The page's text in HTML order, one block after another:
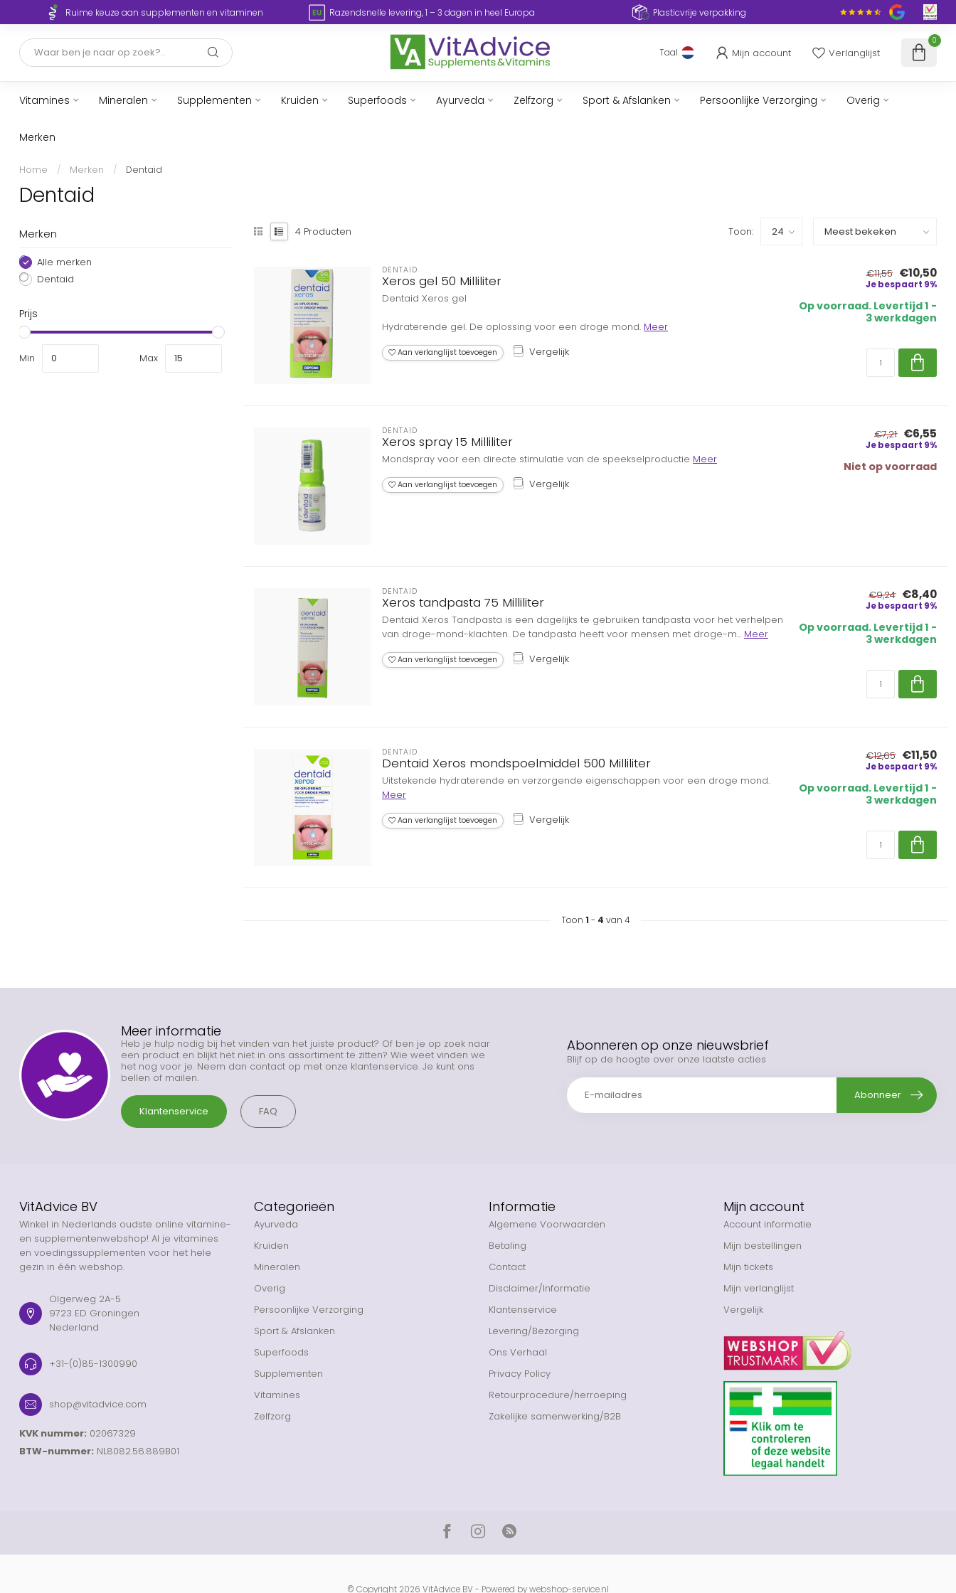
Ruime keuze aan supplementen en vitaminen Razendsnelle levering, 1 – 3 dagen in heel Europa Plasticvrije verpakking
Taal Mijn account Verlanglijst
0
Vitamines Mineralen Supplementen Kruiden Superfoods Ayurveda Zelfzorg Sport & Afslanken Persoonlijke Verzorging Overig
Merken
Home / Merken / Dentaid
Dentaid
Merken
Alle merken
Dentaid
Prijs
Min Max
4 Producten Toon:
DENTAID
Xeros gel 50 Milliliter
Dentaid Xeros gel
Hydraterende gel. De oplossing voor een droge mond. Meer
Aan verlanglijst toevoegen Vergelijk
€11,55 €10,50
Je bespaart 9%
Op voorraad. Levertijd 1 -
3 werkdagen
DENTAID
Xeros spray 15 Milliliter
Mondspray voor een directe stimulatie van de speekselproductie Meer
Aan verlanglijst toevoegen Vergelijk
€7,21 €6,55
Je bespaart 9%
Niet op voorraad
DENTAID
Xeros tandpasta 75 Milliliter
Dentaid Xeros Tandpasta is een dagelijks te gebruiken tandpasta voor het verhelpen
van droge-mond-klachten. De tandpasta heeft voor mensen met droge-m... Meer
Aan verlanglijst toevoegen Vergelijk
€9,24 €8,40
Je bespaart 9%
Op voorraad. Levertijd 1 -
3 werkdagen
DENTAID
Dentaid Xeros mondspoelmiddel 500 Milliliter
Uitstekende hydraterende en verzorgende eigenschappen voor een droge mond.
Meer
Aan verlanglijst toevoegen Vergelijk
€12,65 €11,50
Je bespaart 9%
Op voorraad. Levertijd 1 -
3 werkdagen
Toon 1 - 4 van 4
Meer informatie
Heb je hulp nodig bij het vinden van het juiste product? Of ben je op zoek naar
een product en blijkt het niet in ons assortiment te zitten? Wie weet vinden we
het nog voor je. Neem dan contact op met onze klantenservice. Je kunt ons
bellen of mailen.
Klantenservice FAQ
Abonneren op onze nieuwsbrief
Blijf op de hoogte over onze laatste acties
Abonneer
VitAdvice BV
Winkel in Nederlands oudste online vitamine-
en supplementenwebshop! Al je vitamines
en voedingssupplementen voor het hele
gezin in één webshop.
Olgerweg 2A-5
9723 ED Groningen
Nederland
+31-(0)85-1300990
shop@vitadvice.com
KVK nummer: 02067329
BTW-nummer: NL8082.56.889B01
Categorieën
Ayurveda
Kruiden
Mineralen
Overig
Persoonlijke Verzorging
Sport & Afslanken
Superfoods
Supplementen
Vitamines
Zelfzorg
Informatie
Algemene Voorwaarden
Betaling
Contact
Disclaimer/Informatie
Klantenservice
Levering/Bezorging
Ons Verhaal
Privacy Policy
Retourprocedure/herroeping
Zakelijke samenwerking/B2B
Mijn account
Account informatie
Mijn bestellingen
Mijn tickets
Mijn verlanglijst
Vergelijk
© Copyright 2026 VitAdvice BV - Powered bywebshop-service.nl